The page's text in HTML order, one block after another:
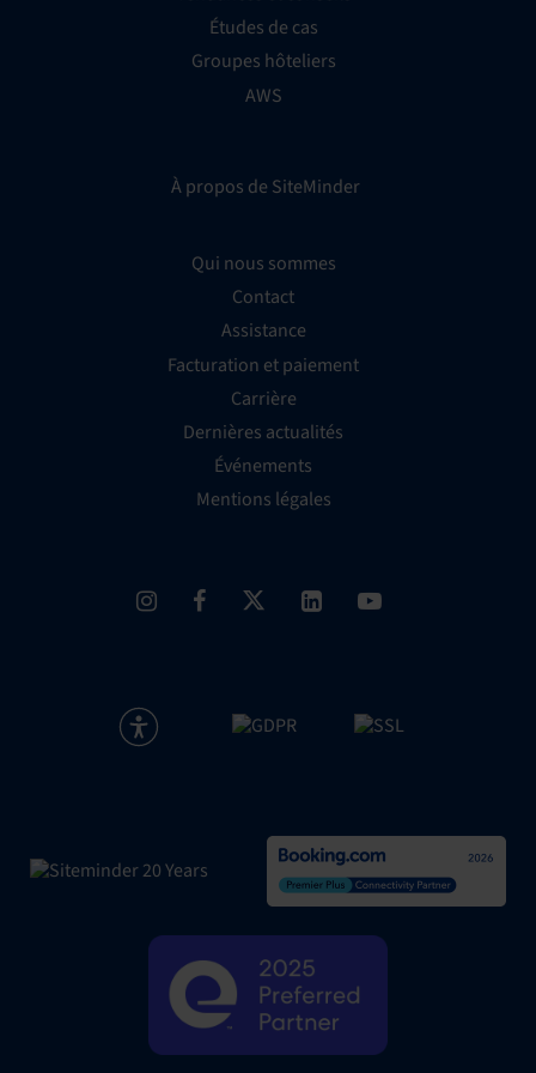
Études de cas
Groupes hôteliers
AWS
À propos de SiteMinder
Qui nous sommes
Contact
Assistance
Facturation et paiement
Carrière
Dernières actualités
Événements
Mentions légales